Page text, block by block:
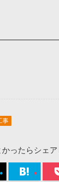
事
かったらシェア